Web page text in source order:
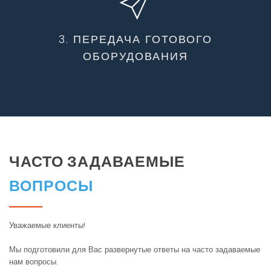
3. ПЕРЕДАЧА ГОТОВОГО
ОБОРУДОВАНИЯ
ЧАСТО ЗАДАВАЕМЫЕ
ВОПРОСЫ
Уважаемые клиенты!
Мы подготовили для Вас развернутые ответы на часто задаваемые
нам вопросы.